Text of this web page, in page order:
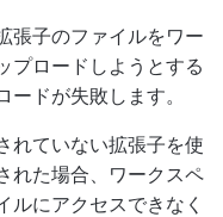
張子のファイルをワー
プロードしようとする
ードが失敗します。
れていない拡張子を使
れた場合、ワークスペ
ルにアクセスできなく